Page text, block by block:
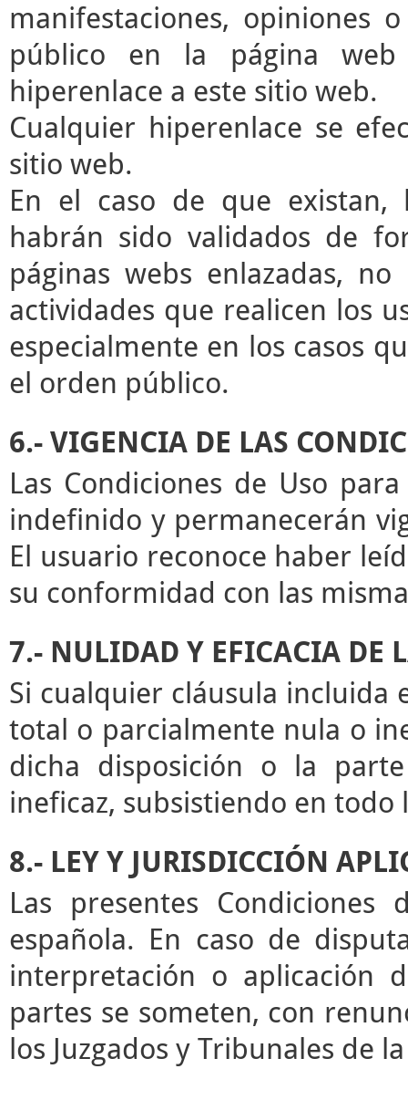
manifestaciones, opiniones
público en la página
hiperenlace a este sitio web.
Cualquier hiperenlace se
sitio web.
En el caso de que existan,
habrán sido validados de
páginas webs enlazadas,
actividades que realicen los
especialmente en los casos
el orden público.
6.- VIGENCIA DE LAS
Las Condiciones de Uso
indefinido y permanecerán
El usuario reconoce haber
su conformidad con las
7.- NULIDAD Y EFICACIA DE
Si cualquier cláusula incluida
total o parcialmente nula o
dicha disposición o la
ineficaz, subsistiendo en todo
8.- LEY Y JURISDICCIÓN
Las presentes
española. En caso de
interpretación o aplicación
partes se someten, con
los Juzgados y Tribunales de